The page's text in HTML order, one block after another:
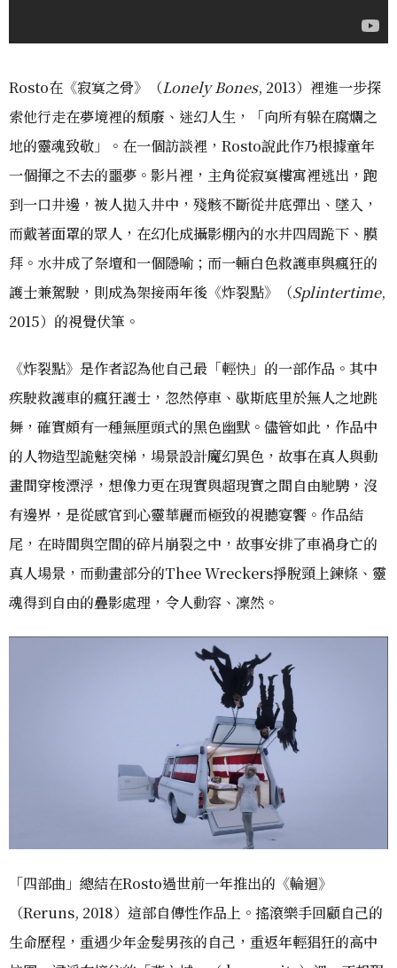
Rosto在《寂寞之骨》（Lonely Bones, 2013）裡進一步探
索他行走在夢境裡的頹廢、迷幻人生，「向所有躲在腐爛之
地的靈魂致敬」。在一個訪談裡，Rosto說此作乃根據童年
一個揮之不去的噩夢。影片裡，主角從寂寞樓寓裡逃出，跑
到一口井邊，被人拋入井中，殘骸不斷從井底彈出、墜入，
而戴著面罩的眾人，在幻化成攝影棚內的水井四周跪下、膜
拜。水井成了祭壇和一個隱喻；而一輛白色救護車與瘋狂的
護士兼駕駛，則成為架接兩年後《炸裂點》（Splintertime,
2015）的視覺伏筆。
《炸裂點》是作者認為他自己最「輕快」的一部作品。其中
疾駛救護車的瘋狂護士，忽然停車、歇斯底里於無人之地跳
舞，確實頗有一種無厘頭式的黑色幽默。儘管如此，作品中
的人物造型詭魅突梯，場景設計魔幻異色，故事在真人與動
畫間穿梭漂浮，想像力更在現實與超現實之間自由馳騁，沒
有邊界，是從感官到心靈華麗而極致的視聽宴饗。作品結
尾，在時間與空間的碎片崩裂之中，故事安排了車禍身亡的
真人場景，而動畫部分的Thee Wreckers掙脫頸上鍊條、靈
魂得到自由的疊影處理，令人動容、凜然。
「四部曲」總結在Rosto過世前一年推出的《輪迴》
（Reruns, 2018）這部自傳性作品上。搖滾樂手回顧自己的
生命歷程，重遇少年金髮男孩的自己，重返年輕猖狂的高中